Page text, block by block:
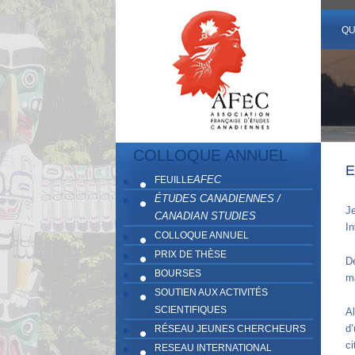
COLLOQUE ANNUEL
FEUILLEAFEC
ÉTUDES CANADIENNES /
CANADIAN STUDIES
COLLOQUE ANNUEL
PRIX DE THÈSE
BOURSES
SOUTIEN AUX ACTIVITÉS
SCIENTIFIQUES
RÉSEAU JEUNES CHERCHEURS
RESEAU INTERNATIONAL